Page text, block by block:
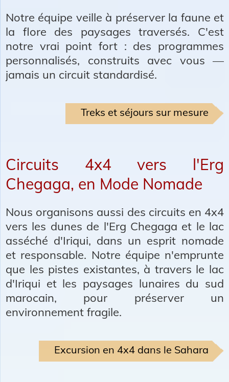
Notre équipe veille à préserver la faune et
la flore des paysages traversés. C'est
notre vrai point fort : des programmes
personnalisés, construits avec vous —
jamais un circuit standardisé.
Treks et séjours sur mesure
Circuits 4x4 vers l'Erg
Chegaga, en Mode Nomade
Nous organisons aussi des circuits en 4x4
vers les dunes de l'Erg Chegaga et le lac
asséché d'Iriqui, dans un esprit nomade
et responsable. Notre équipe n'emprunte
que les pistes existantes, à travers le lac
d'Iriqui et les paysages lunaires du sud
marocain, pour préserver un
environnement fragile.
Excursion en 4x4 dans le Sahara